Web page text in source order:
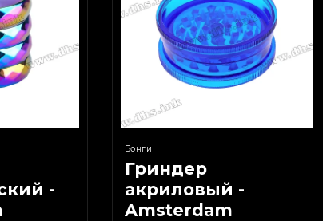
-
Бонги
Гриндер
акриловый -
Amsterdam